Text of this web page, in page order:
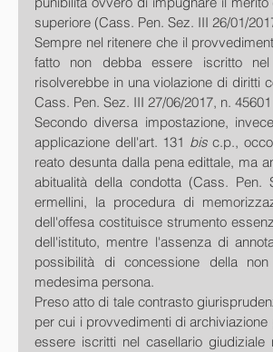
superiore (Cass. Pen. Sez. III 26/01/
Sempre nel ritenere che il
fatto non debba essere iscritto
risolverebbe in una violazione di diritti
Cass. Pen. Sez. III 27/06/2017, n.
Secondo diversa impostazione,
applicazione dell'art. 131 bis c.p.,
reato desunta dalla pena edittale, ma
abitualità della condotta (Cass. Pen.
ermellini, la procedura di
dell'offesa costituisce strumento
dell'istituto, mentre l'assenza di
possibilità di concessione della
medesima persona.
Preso atto di tale contrasto
per cui i provvedimenti di
essere iscritti nel casellario